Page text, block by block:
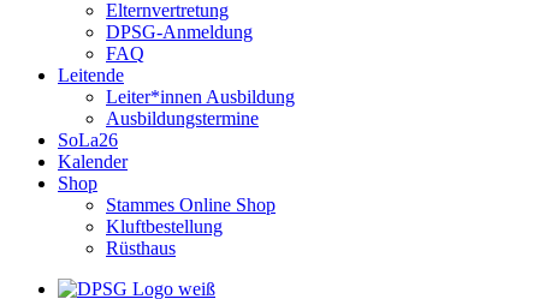
Elternvertretung
DPSG-Anmeldung
FAQ
Leitende
Leiter*innen Ausbildung
Ausbildungstermine
SoLa26
Kalender
Shop
Stammes Online Shop
Kluftbestellung
Rüsthaus